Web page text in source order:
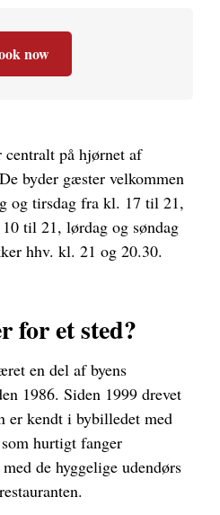
now
centralt på hjørnet af
byder gæster velkommen
og tirsdag fra kl. 17 til 21,
til 21, lørdag og søndag
hhv. kl. 21 og 20.30.
for et sted?
en del af byens
1986. Siden 1999 drevet
er kendt i bybilledet med
hurtigt fanger
de hyggelige udendørs